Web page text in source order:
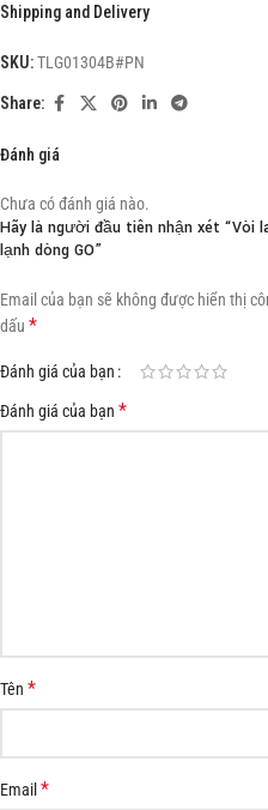
Shipping and Delivery
SKU:TLG01304B#PN
Share:
Đánh giá
Chưa có đánh giá nào.
Hãy là người đầu tiên nhận xét “Vòi
lạnh dòng GO”
Email của bạn sẽ không được hiển thị
dấu *
Đánh giá của bạn
Đánh giá của bạn *
Tên *
Email*